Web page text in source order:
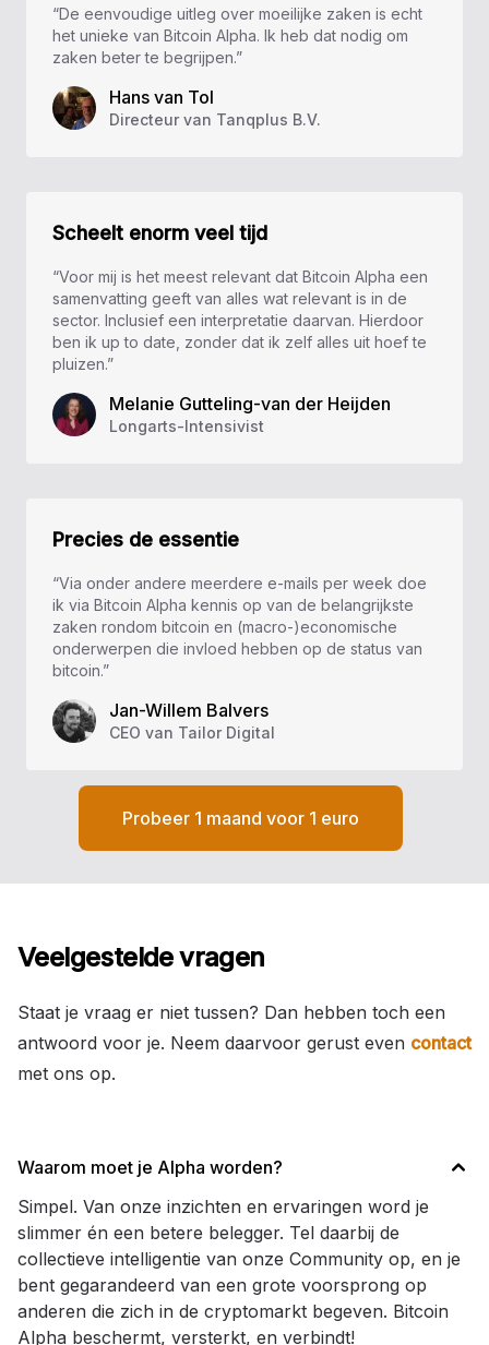
“De eenvoudige uitleg over moeilijke zaken is echt
het unieke van Bitcoin Alpha. Ik heb dat nodig om
zaken beter te begrijpen.”
Hans van Tol
Directeur van Tanqplus B.V.
Scheelt enorm veel tijd
“Voor mij is het meest relevant dat Bitcoin Alpha een
samenvatting geeft van alles wat relevant is in de
sector. Inclusief een interpretatie daarvan. Hierdoor
ben ik up to date, zonder dat ik zelf alles uit hoef te
pluizen.”
Melanie Gutteling-van der Heijden
Longarts-Intensivist
Precies de essentie
“Via onder andere meerdere e-mails per week doe
ik via Bitcoin Alpha kennis op van de belangrijkste
zaken rondom bitcoin en (macro-)economische
onderwerpen die invloed hebben op de status van
bitcoin.”
Jan-Willem Balvers
CEO van Tailor Digital
Probeer 1 maand voor 1 euro
Veelgestelde vragen
Staat je vraag er niet tussen? Dan hebben toch een
antwoord voor je. Neem daarvoor gerust even contact
met ons op.
Waarom moet je Alpha worden?
Simpel. Van onze inzichten en ervaringen word je
slimmer én een betere belegger. Tel daarbij de
collectieve intelligentie van onze Community op, en je
bent gegarandeerd van een grote voorsprong op
anderen die zich in de cryptomarkt begeven. Bitcoin
Alpha beschermt, versterkt, en verbindt!